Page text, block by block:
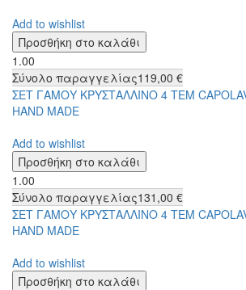
Add to wishlist
1.00
Σύνολο παραγγελίας119,00 €
ΣΕΤ ΓΑΜΟΥ ΚΡΥΣΤΑΛΛΙΝΟ 4 ΤΕΜ
HAND MADE
Add to wishlist
1.00
Σύνολο παραγγελίας131,00 €
ΣΕΤ ΓΑΜΟΥ ΚΡΥΣΤΑΛΛΙΝΟ 4 ΤΕΜ
HAND MADE
Add to wishlist